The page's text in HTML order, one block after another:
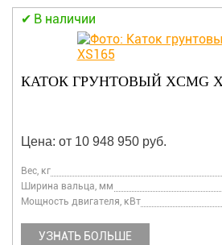
В наличии
КАТОК ГРУНТОВЫЙ XCMG
Цена: от 10 948 950 руб.
Вес, кг
Ширина вальца, мм
Мощность двигателя, кВт
УЗНАТЬ БОЛЬШЕ